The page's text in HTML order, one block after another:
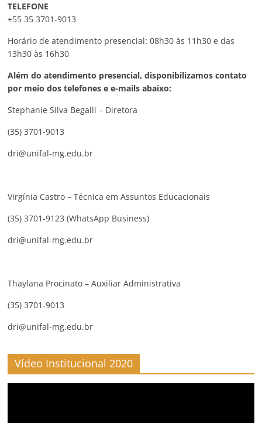
TELEFONE
+55 35 3701-9013
Horário de atendimento presencial: 08h30 às 11h30 e das
13h30 às 16h30
Além do atendimento presencial, disponibilizamos contato
por meio dos telefones e e-mails abaixo:
Stephanie Silva Begalli – Diretora
(35) 3701-9013
dri@unifal-mg.edu.br
Virgínia Castro – Técnica em Assuntos Educacionais
(35) 3701-9123 (WhatsApp Business)
dri@unifal-mg.edu.br
Thaylana Procinato – Auxiliar Administrativa
(35) 3701-9013
dri@unifal-mg.edu.br
Vídeo Institucional 2020